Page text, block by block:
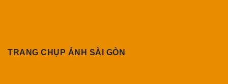
TRANG CHỤP ẢNH SÀI GÒN